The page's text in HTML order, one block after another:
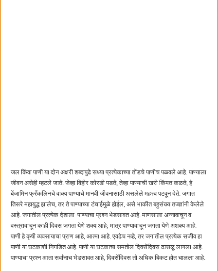
जल किंवा पाणी या दोन अक्षरी शब्दापुढे सध्या प्रत्येकाच्या तोंडचे पाणीच पळवले आहे. पाण्याला
जीवन असेही म्हटले जाते. जेव्हा विहीर कोरडी पडते, तेव्हा पाण्याची खरी किंमत कळते, हे
बेंजामिन फ्रँकलिनचे वाक्य पाण्याचे मानवी जीवनासाठी असलेले महत्त्व पटवून देते. जगात
तिसरे महायुद्ध झालेच, तर ते पाण्याच्या टंचाईमुळे होईल, असे भाकीत बहुसंख्य तज्ज्ञांनी केलेले
आहे. जगातील प्रत्येक देशाला पाण्याचा प्रश्न भेडसावत आहे. माणसाला अन्नावाचून व
वस्त्रावाचून काही दिवस जगता येणे शक्य आहे; मात्र पाण्यावाचून जगता येणे अशक्य आहे.
पाणी हे कृषी व्यवसायाचा प्राण आहे, आत्मा आहे. एवढेच नव्हे, तर जगातील प्रत्येक सजीव हा
पाणी या घटकाशी निगडित आहे. पाणी या घटकाचा समतोल दिवसेंदिवस ढासळू लागला आहे.
पाण्याचा प्रश्न आता सर्वांनाच भेडसावत आहे, दिवसेंदिवस तो अधिक बिकट होत चालला आहे.